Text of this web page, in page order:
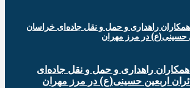
راهداری و حمل و نقل جاده‌ای
اربعین حسینی(ع) در مرز مهران